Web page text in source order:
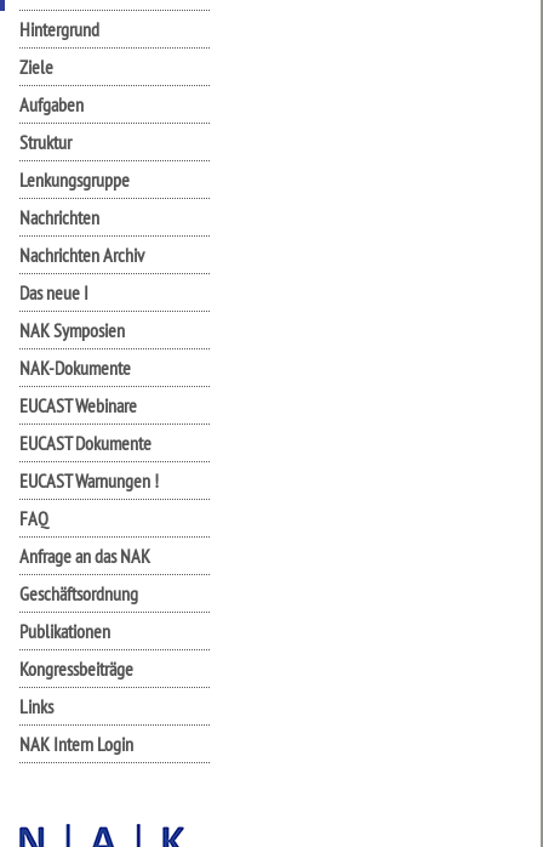
Hintergrund
Ziele
Aufgaben
Struktur
Lenkungsgruppe
Nachrichten
Nachrichten Archiv
Das neue I
NAK Symposien
NAK-Dokumente
EUCAST Webinare
EUCAST Dokumente
EUCAST Warnungen !
FAQ
Anfrage an das NAK
Geschäftsordnung
Publikationen
Kongressbeiträge
Links
NAK Intern Login